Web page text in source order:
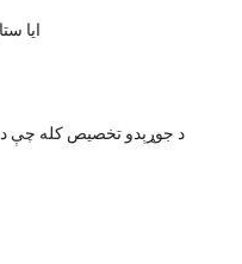
ایا
د جوړېدو تخصیص کله چې د